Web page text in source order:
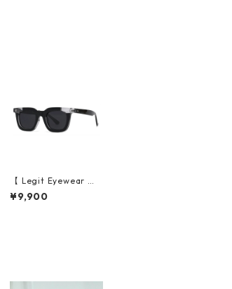
【 Legit Eyewear 】S
unglasses Konoe (Bl
ack Clear/Grey)
¥9,900